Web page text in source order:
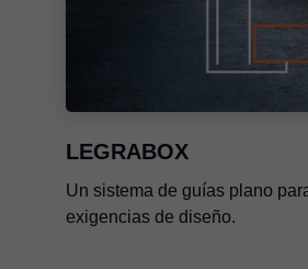
LEGRABOX
Un sistema de guías plano
exigencias de diseño.